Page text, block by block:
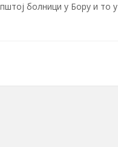
болници у Бору и то у